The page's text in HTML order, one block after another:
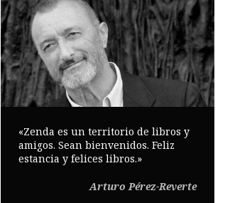
«Zenda es un territorio de libros y
amigos. Sean bienvenidos. Feliz
estancia y felices libros.»
Arturo Pérez-Reverte